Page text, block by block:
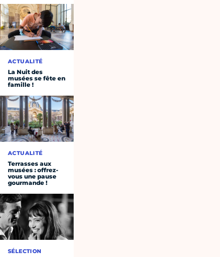
ACTUALITÉ
La Nuit des
musées se fête en
famille !
ACTUALITÉ
Terrasses aux
musées : offrez-
vous une pause
gourmande !
SÉLECTION